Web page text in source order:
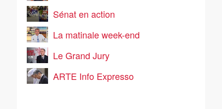
Sénat en action
La matinale week-end
Le Grand Jury
ARTE Info Expresso